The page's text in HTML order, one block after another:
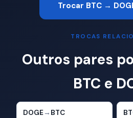
Trocar BTC →
TROCAS
Outros pares
BTC e
DOGE→ BTC